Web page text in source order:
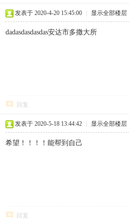
发表于 2020-4-20 15:45:00 显示全部楼层
dadasdasdasdas安达市多撒大所
回复
发表于 2020-5-18 13:44:42 显示全部楼层
希望！！！！能帮到自己
回复